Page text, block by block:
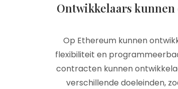
Ontwikkelaars
Op Ethereum kunnen
flexibiliteit en
contracten kunnen
verschillende doeleinden,